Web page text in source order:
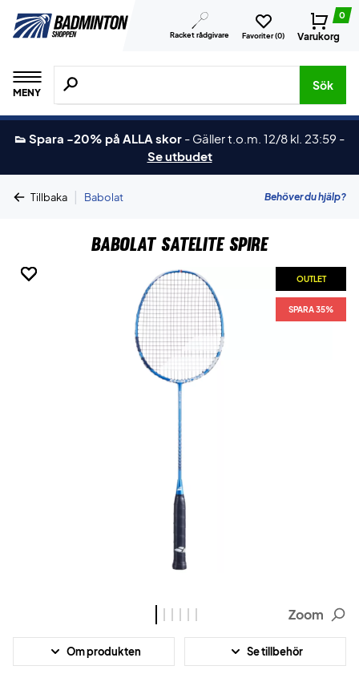
Racket rådgivare Favoriter (0)
0
Varukorg
MENY
Sök efter produkter, märken osv.
Sök
👟 Spara -20% på ALLA skor - Gäller t.o.m. 12/8 kl. 23:59 -
Se utbudet
Tillbaka | Babolat Behöver du hjälp?
Babolat Satelite Spire
OUTLET
SPARA 35%
OUTLET
SPARA 35%
OUTLET
SPARA 35%
OUTLET
SPARA 35%
OUTLET
SPARA 35%
OUTLET
SPARA 35%
Zoom
Om produkten Se tillbehör